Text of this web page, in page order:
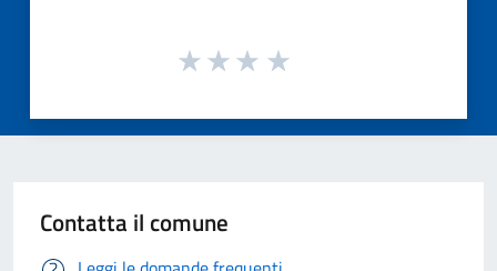
Contatta il comune